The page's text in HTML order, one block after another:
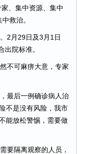
、集中资源、集中
救治。
2月29日及3月1日
院标准。
不可麻痹大意，专家
最后一例确诊病人治
不是没有风险，我市
能放松警惕，需要做
要隔离观察的人员，